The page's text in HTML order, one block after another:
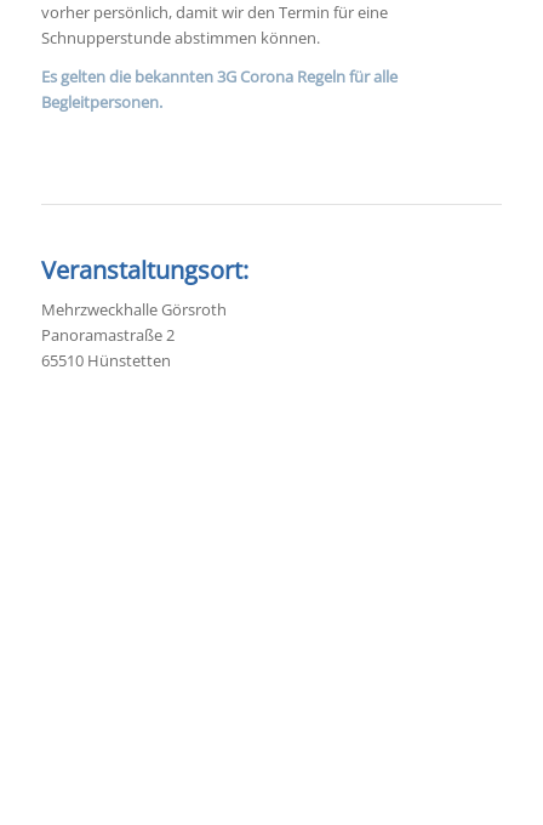
vorher persönlich, damit wir den Termin für eine
Schnupperstunde abstimmen können.
Es gelten die bekannten 3G Corona Regeln für alle
Begleitpersonen.
Veranstaltungsort:
Mehrzweckhalle Görsroth
Panoramastraße 2
65510 Hünstetten